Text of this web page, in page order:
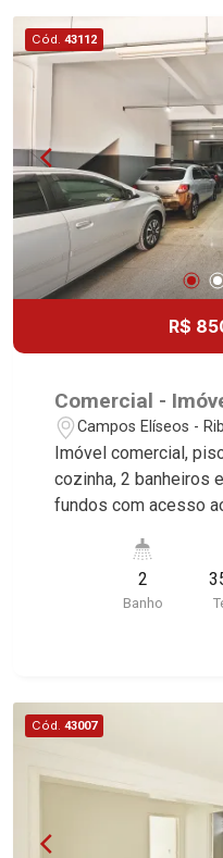
Cód. 43112
R$
Comercial -
Campos Elíseos -
Imóvel comercial,
cozinha, 2 banheiros
fundos com acesso
atendimento,
depósito, excelente
Saudade. Martinelli Imobiliária, referência no
2
Banho
Cód. 43007